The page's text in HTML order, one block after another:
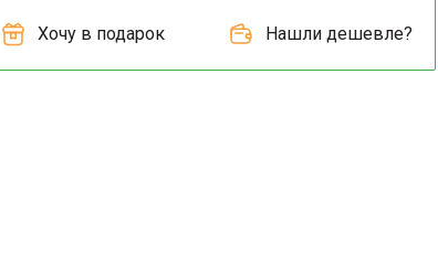
Хочу в подарок Нашли дешевле?